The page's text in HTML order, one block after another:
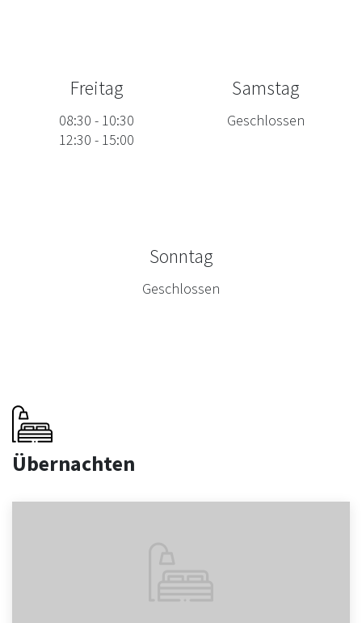
Freitag
08:30 - 10:30
12:30 - 15:00
Samstag
Geschlossen
Sonntag
Geschlossen
Übernachten